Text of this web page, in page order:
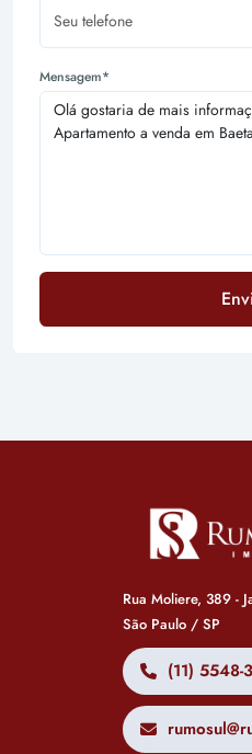
Mensagem*
Rua Moliere, 389 -
São Paulo / SP
(11) 5548-